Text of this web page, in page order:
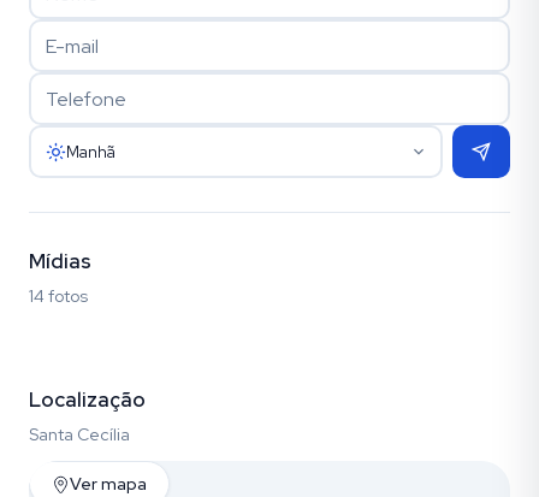
Manhã
Mídias
14 fotos
Localização
Santa Cecília
Ver mapa